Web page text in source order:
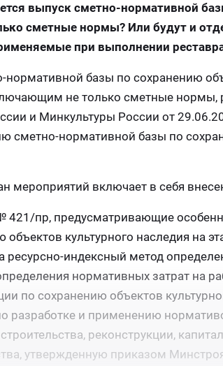
выпуск сметно-нормативной
сметные нормы? Или будут и
при выполнении
нормативной базы по сохранению
не только сметные нормы,
и Минкультуры России от
сметно-нормативной базы по
мероприятий включает в себя
421/пр, предусматривающие
объектов культурного наследия на
ресурсно-индексный метод
нормативных затрат на
по сохранению объектов
разработке и применению
реконструкции,
утвержденную приказом